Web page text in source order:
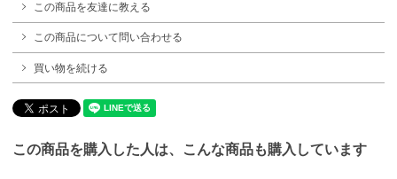
この商品を友達に教える
この商品について問い合わせる
買い物を続ける
この商品を購入した人は、こんな商品も購入しています